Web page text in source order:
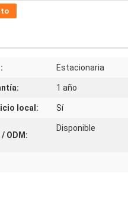
Estacionaria
1 año
local: Sí
/ ODM:
Disponible